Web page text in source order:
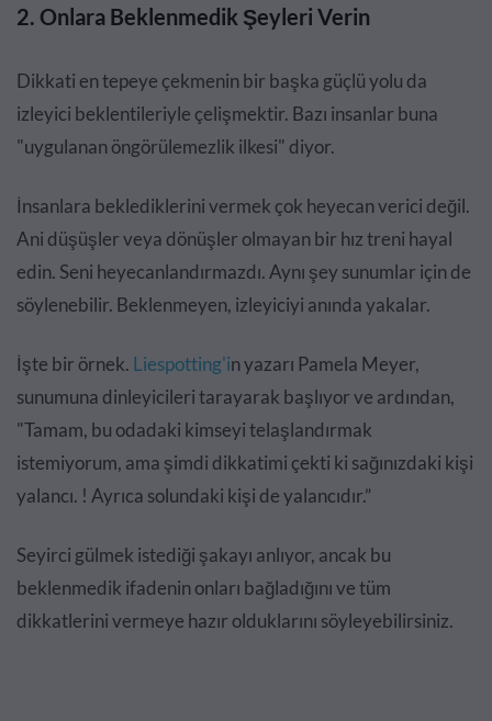
2. Onlara Beklenmedik Şeyleri Verin
Dikkati en tepeye çekmenin bir başka güçlü yolu da
izleyici beklentileriyle çelişmektir. Bazı insanlar buna
"uygulanan öngörülemezlik ilkesi" diyor.
İnsanlara beklediklerini vermek çok heyecan verici değil.
Ani düşüşler veya dönüşler olmayan bir hız treni hayal
edin. Seni heyecanlandırmazdı. Aynı şey sunumlar için de
söylenebilir. Beklenmeyen, izleyiciyi anında yakalar.
İşte bir örnek. Liespotting'in yazarı Pamela Meyer,
sunumuna dinleyicileri tarayarak başlıyor ve ardından,
"Tamam, bu odadaki kimseyi telaşlandırmak
istemiyorum, ama şimdi dikkatimi çekti ki sağınızdaki kişi
yalancı. ! Ayrıca solundaki kişi de yalancıdır.”
Seyirci gülmek istediği şakayı anlıyor, ancak bu
beklenmedik ifadenin onları bağladığını ve tüm
dikkatlerini vermeye hazır olduklarını söyleyebilirsiniz.